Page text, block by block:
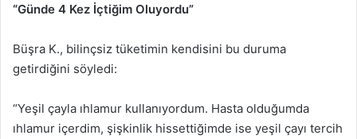
“Günde 4 Kez İçtiğim Oluyordu”
Büşra K., bilinçsiz tüketimin kendisini bu duruma
getirdiğini söyledi:
“Yeşil çayla ıhlamur kullanıyordum. Hasta olduğumda
ıhlamur içerdim, şişkinlik hissettiğimde ise yeşil çayı tercih